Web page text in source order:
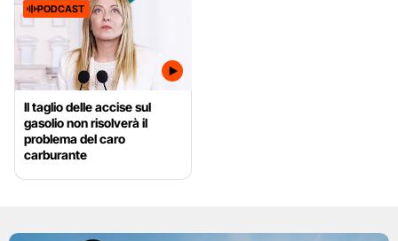
PODCAST
Il taglio delle accise sul
gasolio non risolverà il
problema del caro
carburante